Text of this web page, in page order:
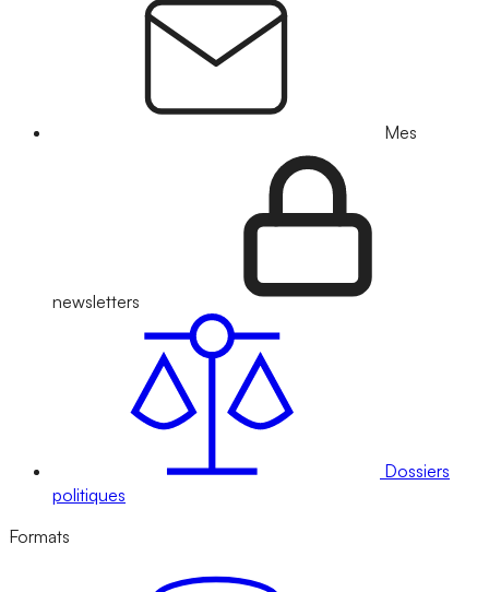
Mes
newsletters
Dossiers
politiques
Formats